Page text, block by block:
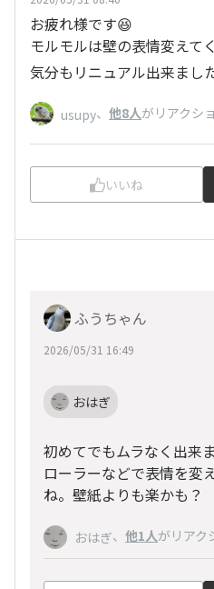
お疲れ様です😆
モルモルは壁の表情変えて
気分もリニュアル出来まし
usupy、 他8人がリアクシ
いいね
ふうちゃん
2026/05/31 16:49
おはぎ
初めてでもムラなく出来
ローラーなどで表情を変
ね。壁紙よりも楽かも？
おはぎ、 他1人がリアク